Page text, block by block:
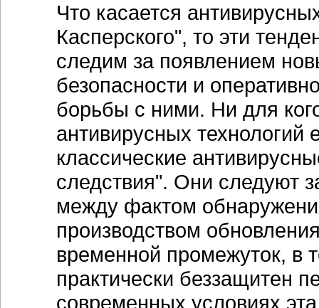
Что касается
Касперского", то эти
следим за появлением
безопасности и
борьбы с ними. Ни для
антивирусных технологий
классические
следствия". Они следуют
между фактом
производством
временной промежуток, в
практически беззащитен
современных условиях